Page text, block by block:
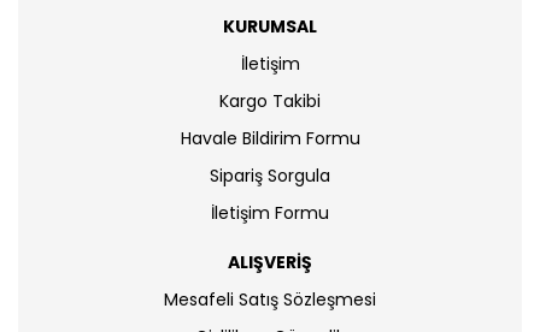
KURUMSAL
İletişim
Kargo Takibi
Havale Bildirim Formu
Sipariş Sorgula
İletişim Formu
ALIŞVERİŞ
Mesafeli Satış Sözleşmesi